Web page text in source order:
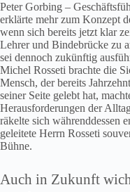
Peter Gorbing –
erklärte mehr zum Konzept
wenn sich bereits jetzt klar
Lehrer und Bindebrücke zu
sei dennoch zukünftig
Michel Rosseti brachte die
Mensch, der bereits
seiner Seite gelebt hat,
Herausforderungen der
räkelte sich währenddessen
geleitete Herrn Rosseti
Bühne.
Auch in Zukunft